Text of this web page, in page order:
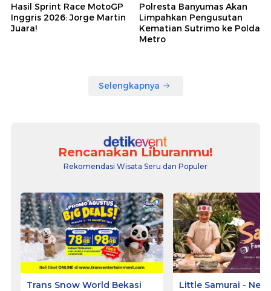
Hasil Sprint Race MotoGP
Inggris 2026: Jorge Martin
Juara!
Polresta Banyumas Akan
Limpahkan Pengusutan
Kematian Sutrimo ke Polda
Metro
Selengkapnya
Rencanakan Liburanmu!
Rekomendasi Wisata Seru dan Populer
Trans Snow World Bekasi
Little Samurai -